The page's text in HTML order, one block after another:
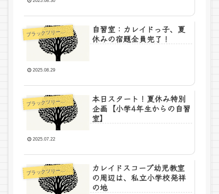
ブラックツリー先生の日記
自習室：カレイドっ子、夏
休みの宿題全員完了！
2025.08.29
ブラックツリー先生の日記
本日スタート！夏休み特別
企画【小学4年生からの自習
室】
2025.07.22
ブラックツリー先生の日記
カレイドスコープ幼児教室
の周辺は、私立小学校発祥
の地